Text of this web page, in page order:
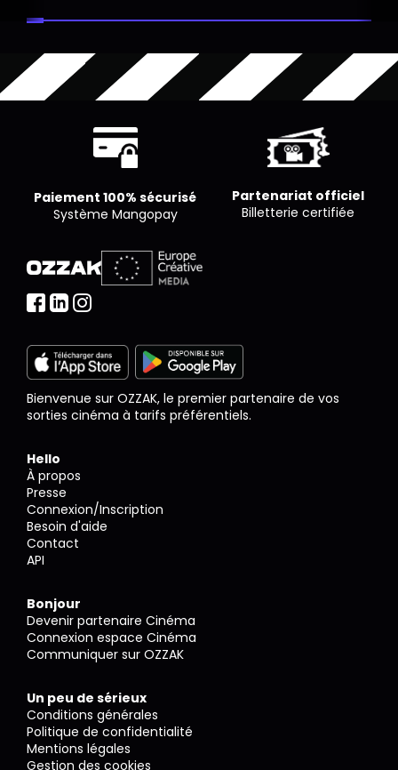
Paiement 100% sécurisé
Système Mangopay
Partenariat officiel
Billetterie certifiée
Bienvenue sur OZZAK, le premier partenaire de vos
sorties cinéma à tarifs préférentiels.
Hello
À propos
Presse
Connexion/Inscription
Besoin d'aide
Contact
API
Bonjour
Devenir partenaire Cinéma
Connexion espace Cinéma
Communiquer sur OZZAK
Un peu de sérieux
Conditions générales
Politique de confidentialité
Mentions légales
Gestion des cookies